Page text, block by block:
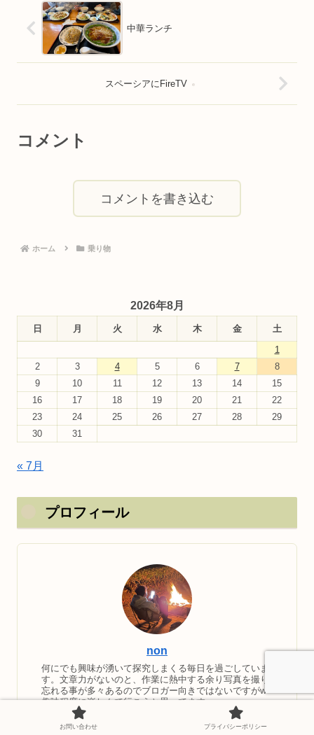
中華ランチ
スペーシアにFireTV
コメント
コメントを書き込む
ホーム 乗り物
2026年8月
日 月 火 水 木 金
土
1
2
3 4 5 6 7
8
9
10 11 12 13 14
15
16
17 18 19 20 21
22
23
24 25 26 27 28
29
30
31
« 7月
プロフィール
non
何にでも興味が湧いて探究しまくる毎日を過ごしていま
す。文章力がないのと、作業に熱中する余り写真を撮り
忘れる事が多々あるのでブロガー向きではないですがw
趣味程度に楽しんで行こうと思ってます。
「このサイトはアフィリエイト広告（Amazonアソシエ
イト含む）を掲載しています。」
お問い合わせ プライバシーポリシー